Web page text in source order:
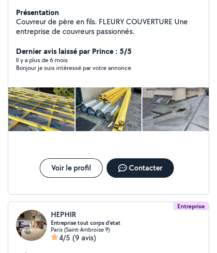
Présentation
Couvreur de père en fils. FLEURY COUVERTURE Une
entreprise de couvreurs passionnés.
Dernier avis laissé par Prince : 5/5
Il y a plus de 6 mois
Bonjour je suis intéressé par votre annonce
Voir le profil Contacter
Entreprise
HEPHIR
Entreprise tout corps d'etat
Paris (Saint-Ambroise 9)
4/5 (9 avis)